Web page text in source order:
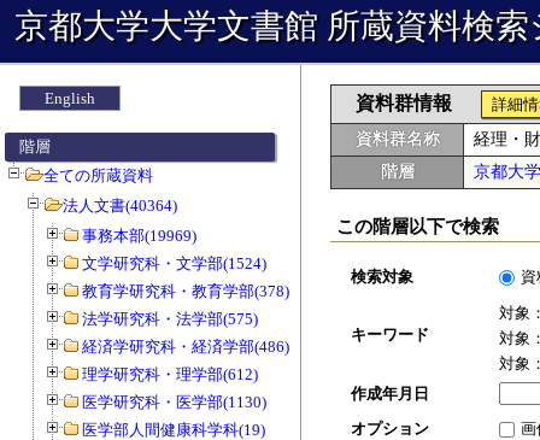
京都大学大学文書館 所蔵資料検
English
階層
全ての所蔵資料
法人文書(40364)
事務本部(19969)
文学研究科・文学部(1524)
教育学研究科・教育学部(378)
法学研究科・法学部(575)
経済学研究科・経済学部(486)
理学研究科・理学部(612)
医学研究科・医学部(1130)
医学部人間健康科学科(19)
資料群情報
詳細
資料群名称
経理・
階層
京都大
この階層以下で検索
検索対象 資
キーワード
対象
対象
対象
作成年月日
オプション
画